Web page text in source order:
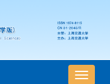
导